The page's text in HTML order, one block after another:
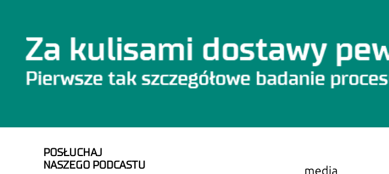
POSŁUCHAJ
NASZEGO PODCASTU